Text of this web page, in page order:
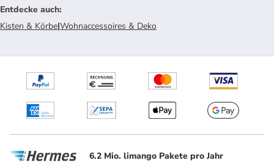
Entdecke auch:
Kisten & Körbe|Wohnaccessoires & Deko
6.2 Mio. limango Pakete pro Jahr